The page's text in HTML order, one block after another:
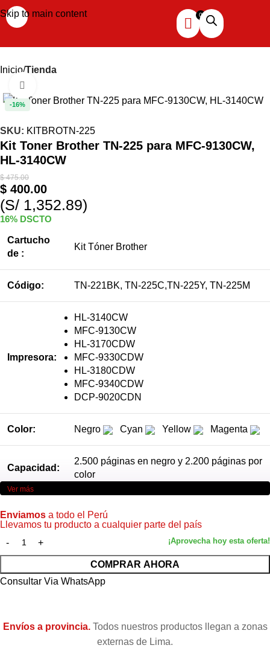
Skip to main content
Inicio Tienda
-16%
SKU: KITBROTN-225
Kit Toner Brother TN-225 para MFC-9130CW,
HL-3140CW
$475.00
$ 400.00
(S/ 1,352.89)
16% DSCTO
Cartucho
de :
Kit Tóner Brother
Código: TN-221BK, TN-225C,TN-225Y, TN-225M
Impresora:
HL-3140CW
MFC-9130CW
HL-3170CDW
MFC-9330CDW
HL-3180CDW
MFC-9340CDW
DCP-9020CDN
Color: Negro Cyan Yellow Magenta
Capacidad:
2.500 páginas en negro y 2.200 páginas por
color
Ver más
Enviamos a todo el Perú
Llevamos tu producto a cualquier parte del país
COMPRAR AHORA
Consultar Via WhatsApp
Envíos a provincia.Todos nuestros productos llegan a zonas
externas de Lima.